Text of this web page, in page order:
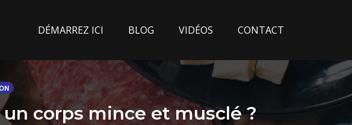
DÉMARREZ ICI BLOG VIDÉOS CONTACT
corps mince et musclé ?